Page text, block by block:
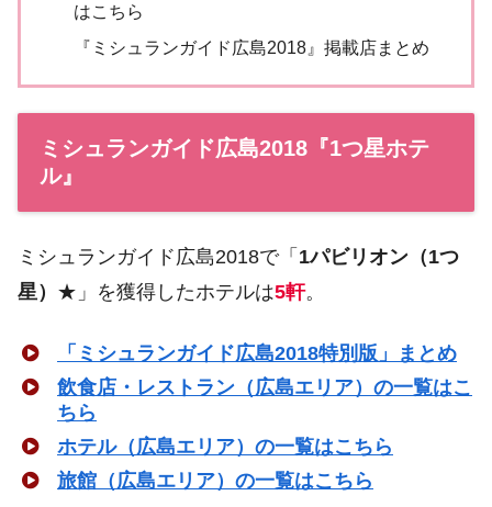
はこちら
『ミシュランガイド広島2018』掲載店まとめ
ミシュランガイド広島2018『1つ星ホテ
ル』
ミシュランガイド広島2018で「 1パビリオン（1つ
星） ★」を獲得したホテルは5軒。
「ミシュランガイド広島2018特別版」まとめ
飲食店・レストラン（広島エリア）の一覧はこ
ちら
ホテル（広島エリア）の一覧はこちら
旅館（広島エリア）の一覧はこちら